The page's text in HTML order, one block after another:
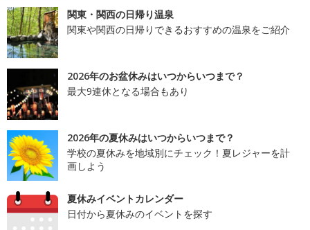
関東・関西の日帰り温泉
関東や関西の日帰りできるおすすめの温泉をご紹介
2026年のお盆休みはいつからいつまで？
最大9連休となる場合もあり
2026年の夏休みはいつからいつまで？
学校の夏休みを地域別にチェック！夏レジャーを計
画しよう
夏休みイベントカレンダー
日付から夏休みのイベントを探す